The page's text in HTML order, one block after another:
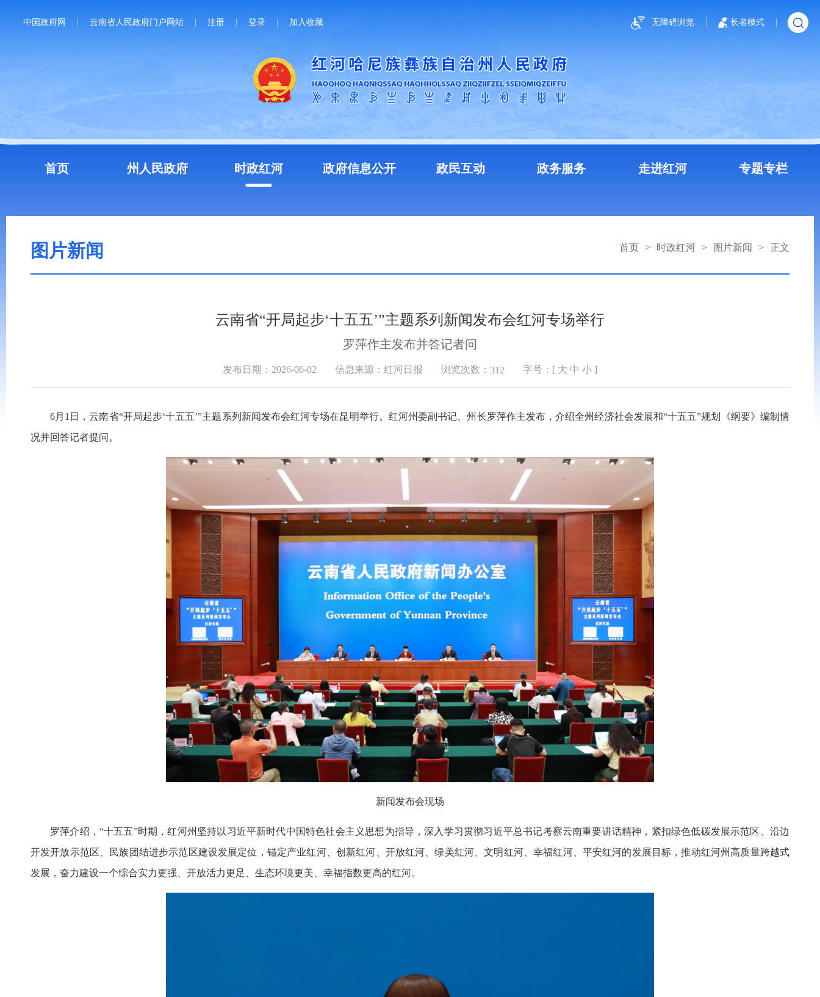
中国政府网 云南省人民政府门户网站 注册 登录 加入收藏 无障碍浏览 长者模式
首页 州人民政府 时政红河 政府信息公开 政民互动 政务服务 走进红河 专题专栏
图片新闻 首页 > 时政红河 > 图片新闻 > 正文
云南省“开局起步‘十五五’”主题系列新闻发布会红河专场举行
罗萍作主发布并答记者问
发布日期：2026-06-02 信息来源：红河日报 浏览次数： 312 字号：[ 大 中 小 ]
6月1日，云南省“开局起步‘十五五’”主题系列新闻发布会红河专场在昆明举行。红河州委副书记、州长罗萍作主发布，介绍全州经济社会发展和“十五五”规划《纲要》编制情
况并回答记者提问。
新闻发布会现场
罗萍介绍，“十五五”时期，红河州坚持以习近平新时代中国特色社会主义思想为指导，深入学习贯彻习近平总书记考察云南重要讲话精神，紧扣绿色低碳发展示范区、沿边
开发开放示范区、民族团结进步示范区建设发展定位，锚定产业红河、创新红河、开放红河、绿美红河、文明红河、幸福红河、平安红河的发展目标，推动红河州高质量跨越式
发展，奋力建设一个综合实力更强、开放活力更足、生态环境更美、幸福指数更高的红河。